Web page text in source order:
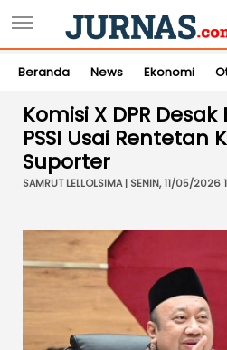
Beranda News Ekonomi
Komisi X DPR
PSSI Usai Rentetan
Suporter
SAMRUT LELLOLSIMA | SENIN, 11/05/2026